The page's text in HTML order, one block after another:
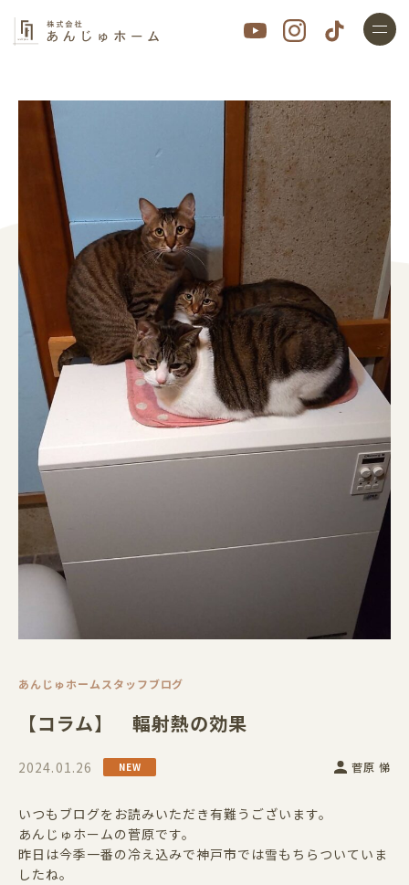
あんじゅホームスタッフブログ
【コラム】 輻射熱の効果
2024.01.26 菅原 悌
いつもブログをお読みいただき有難うございます。
あんじゅホームの菅原です。
昨日は今季一番の冷え込みで神戸市では雪もちらついていま
したね。